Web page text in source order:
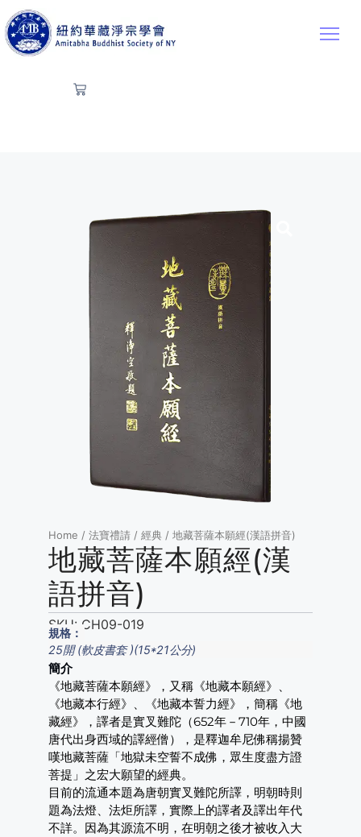
Home / 法寶禮請 / 經典 / 地藏菩薩本願經(漢語拼音)
地藏菩薩本願經(漢
語拼音)
SKU: CH09-019
規格：
25開 (軟皮書套 )(15*21公分)
簡介
《地藏菩薩本願經》，又稱《地藏本願經》、
《地藏本行經》、《地藏本誓力經》，簡稱《地
藏經》，譯者是實叉難陀（652年－710年，中國
唐代出身西域的譯經僧），是釋迦牟尼佛稱揚贊
嘆地藏菩薩「地獄未空誓不成佛，眾生度盡方證
菩提」之宏大願望的經典。
目前的流通本題為唐朝實叉難陀所譯，明朝時則
題為法燈、法炬所譯，實際上的譯者及譯出年代
不詳。因為其源流不明，在明朝之後才被收入大